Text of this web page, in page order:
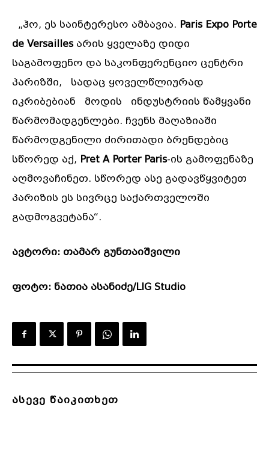
„ჰო, ეს საინტერესო ამბავია. Paris Expo Porte
de Versaillesარის ყველაზე დიდი
საგამოფენო და საკონფერენციო ცენტრი
პარიზში, სადაც ყოველწლიურად
იკრიბებიან მოდის ინდუსტრიის წამყვანი
წარმომადგენლები. ჩვენს მაღაზიაში
წარმოდგენილი ძირითადი ბრენდებიც
სწორედ აქ, Pret A Porter Paris-ის გამოფენაზე
აღმოვაჩინეთ. სწორედ ასე გადავწყვიტეთ
პარიზის ეს სივრცე საქართველოში
გადმოგვეტანა“.
ავტორი: თამარ გუნთაიშვილი
ფოტო: ნათია ასანიძე/LIG Studio
ასევე წაიკითხეთ